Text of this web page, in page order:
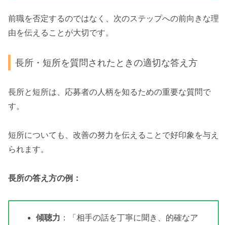
前職を否定するのではなく、次のステップへの前向きな理
由を伝えることが大切です。
長所・短所を質問されたときの適切な答え方
長所と短所は、応募者の人柄を知るための重要な質問で
す。
短所についても、改善の努力を伝えることで好印象を与え
られます。
長所の答え方の例：
傾聴力 ：「相手の話を丁寧に聞き、的確なア